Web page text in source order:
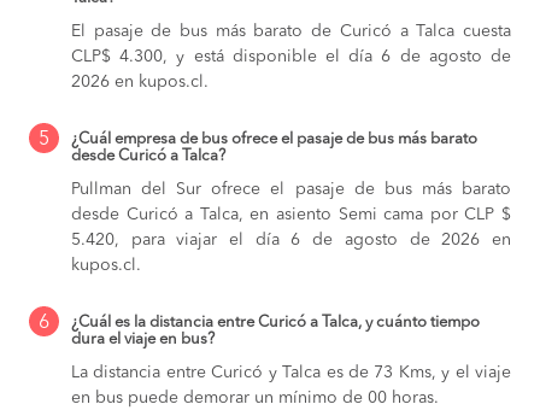
El pasaje de bus más barato de Curicó a Talca cuesta
CLP$ 4.300, y está disponible el día 6 de agosto de
2026 en kupos.cl.
5
¿Cuál empresa de bus ofrece el pasaje de bus más barato
desde Curicó a Talca?
Pullman del Sur ofrece el pasaje de bus más barato
desde Curicó a Talca, en asiento Semi cama por CLP $
5.420, para viajar el día 6 de agosto de 2026 en
kupos.cl.
6
¿Cuál es la distancia entre Curicó a Talca, y cuánto tiempo
dura el viaje en bus?
La distancia entre Curicó y Talca es de 73 Kms, y el viaje
en bus puede demorar un mínimo de 00 horas.